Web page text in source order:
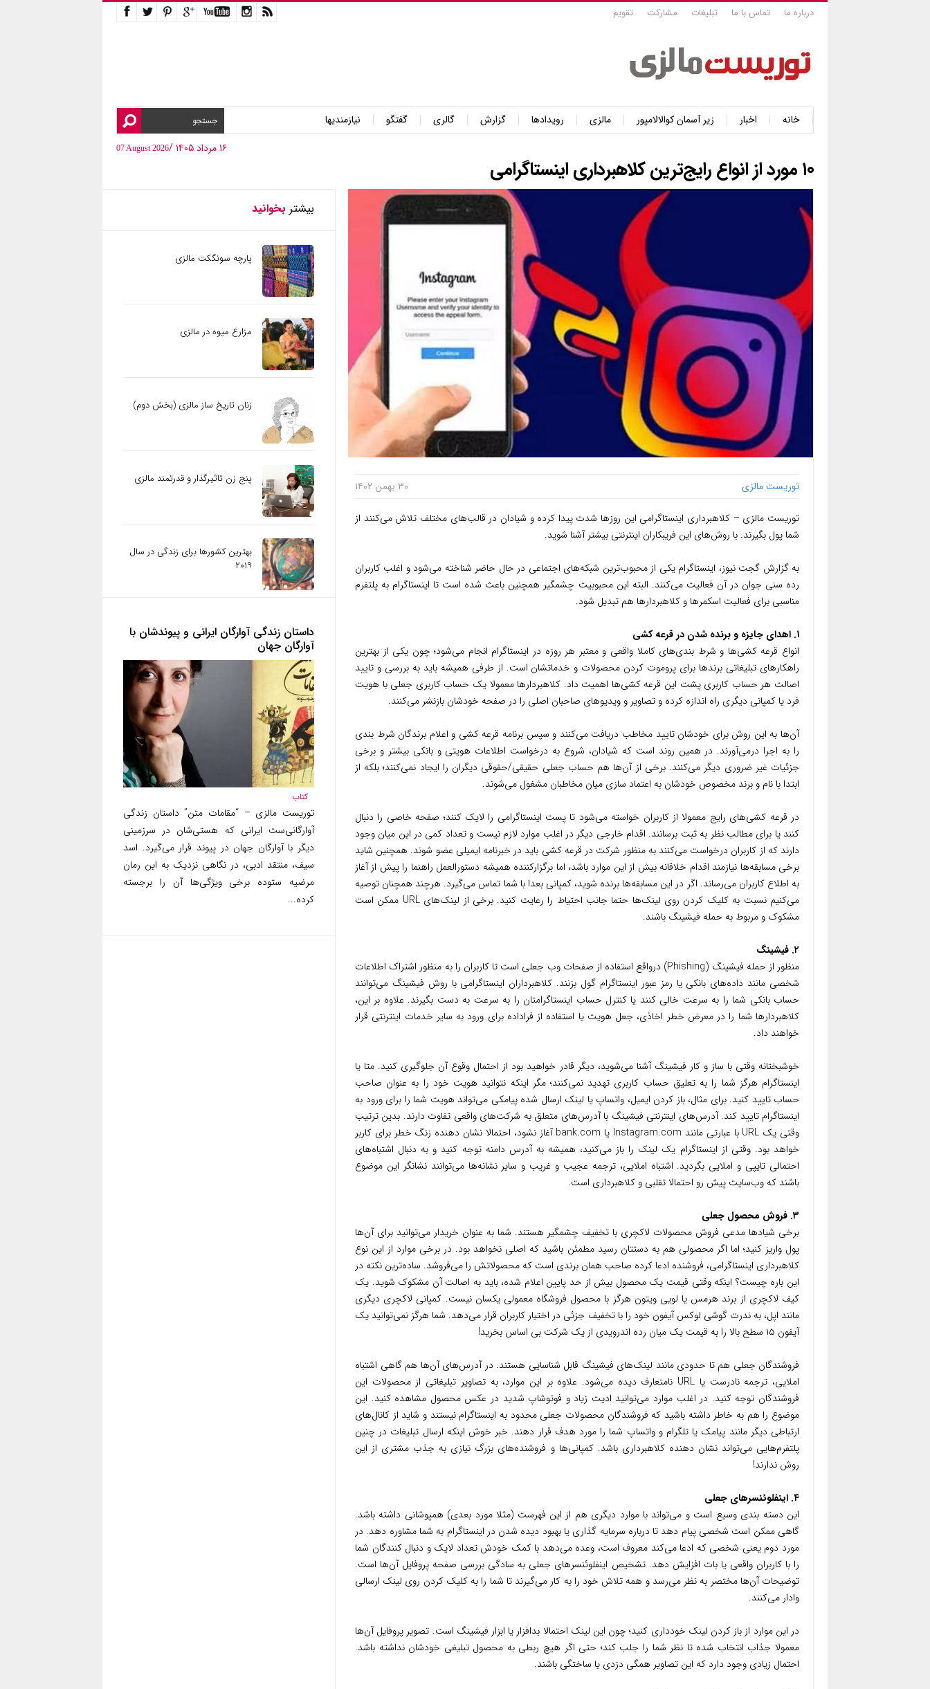
درباره ما تماس با ما تبلیغات مشارکت تقویم
خانه اخبار زیر آسمان کوالالامپور مالزی رویدادها گزارش گالری گفتگو
نیازمندیها
۱۶ مرداد ۱۴۰۵ /
07 August 2026
۱۰ مورد از انواع رایج‌ترین کلاهبرداری اینستاگرامی
توریست مالزی ۳۰ بهمن ۱۴۰۲
توریست مالزی – کلاهبرداری اینستاگرامی این روزها شدت پیدا کرده و شیادان در قالب‌های مختلف تلاش می‌کنند از
شما پول بگیرند. با روش‌های این فریبکاران اینترنتی بیشتر آشنا شوید.
به گزارش گجت نیوز، اینستاگرام یکی از محبوب‌ترین شبکه‌های اجتماعی در حال حاضر شناخته می‌شود و اغلب کاربران
رده سنی جوان در آن فعالیت می‌کنند. البته این محبوبیت چشمگیر همچنین باعث شده است تا اینستاگرام به پلتفرم
مناسبی برای فعالیت اسکمرها و کلاهبردارها هم تبدیل شود.
۱. اهدای جایزه و برنده شدن در قرعه کشی
انواع قرعه کشی‌ها و شرط بندی‌های کاملا واقعی و معتبر هر روزه در اینستاگرام انجام می‌شود؛ چون یکی از بهترین‌
راهکارهای تبلیغاتی برندها برای پروموت کردن محصولات و خدماتشان است. از طرفی همیشه باید به بررسی و تایید
اصالت هر حساب کاربری پشت این قرعه کشی‌ها اهمیت داد. کلاهبردارها معمولا یک حساب کاربری جعلی با هویت
فرد یا کمپانی دیگری راه اندازه کرده و تصاویر و ویدیوهای صاحبان اصلی را در صفحه خودشان بازنشر می‌کنند.
آن‌ها به این روش برای خودشان تایید مخاطب دریافت می‌کنند و سپس برنامه قرعه کشی و اعلام برندگان شرط بندی
را به اجرا درمی‌آورند. در همین روند است که شیادان، شروع به درخواست اطلاعات هویتی و بانکی بیشتر و برخی
جزئیات غیر ضروری دیگر می‌کنند. برخی از آن‌ها هم حساب جعلی حقیقی/حقوقی دیگران را ایجاد نمی‌کنند؛ بلکه از
ابتدا با نام و برند مخصوص خودشان به اعتماد سازی میان مخاطبان مشغول می‌شوند.
در قرعه کشی‌های رایج معمولا از کاربران خواسته می‌شود تا پست اینستاگرامی را لایک کنند؛ صفحه خاصی را دنبال
کنند یا برای مطالب نظر به ثبت برسانند. اقدام خارجی دیگر در اغلب موارد لازم نیست و تعداد کمی در این میان وجود
دارند که از کاربران درخواست می‌کنند به منظور شرکت در قرعه کشی باید در خبرنامه ایمیلی عضو شوند. همچنین شاید
برخی مسابقه‌ها نیازمند اقدام خلاقانه بیش از این موارد باشد، اما برگزارکننده همیشه دستورالعمل راهنما را پیش از آغاز
به اطلاع کاربران می‌رساند. اگر در این مسابقه‌ها برنده شوید، کمپانی بعدا با شما تماس می‌گیرد. هرچند همچنان توصیه
می‌کنیم نسبت به کلیک کردن روی لینک‌ها حتما جانب احتیاط را رعایت کنید. برخی از لینک‌های URL ممکن است
مشکوک و مربوط به حمله فیشینگ باشند.
۲. فیشینگ
منظور از حمله فیشینگ (Phishing) درواقع استفاده از صفحات وب جعلی است تا کاربران را به منظور اشتراک اطلاعات
شخصی مانند داده‌های بانکی یا رمز عبور اینستاگرام گول بزنند. کلاهبرداران اینستاگرامی با روش فیشینگ می‌توانند
حساب بانکی شما را به سرعت خالی کنند یا کنترل حساب اینستاگرامتان را به سرعت به دست بگیرند. علاوه بر این،
کلاهبردارها شما را در معرض خطر اخاذی، جعل هویت یا استفاده از فراداده برای ورود به سایر خدمات اینترنتی قرار
خواهند داد.
خوشبختانه وقتی با ساز و کار فیشینگ آشنا می‌شوید، دیگر قادر خواهید بود از احتمال وقوع آن جلوگیری کنید. متا یا
اینستاگرام هرگز شما را به تعلیق حساب کاربری تهدید نمی‌کنند؛ مگر اینکه نتوانید هویت خود را به عنوان صاحب
حساب تایید کنید. برای مثال، باز کردن ایمیل، واتساپ یا لینک ارسال شده پیامکی می‌تواند هویت شما را برای ورود به
اینستاگرام تایید کند. آدرس‌های اینترنتی فیشینگ با آدرس‌های متعلق به شرکت‌های واقعی تفاوت دارند. بدین ترتیب
وقتی یک URL با عبارتی مانند Instagram.com یا bank.com آغاز نشود، احتمالا نشان دهنده زنگ خطر برای کاربر
خواهد بود. وقتی از اینستاگرام یک لینک را باز می‌کنید، همیشه به آدرس دامنه توجه کنید و به دنبال اشتباه‌های
احتمالی تایپی و املایی بگردید. اشتباه املایی، ترجمه عجیب و غریب و سایر نشانه‌ها می‌توانند نشانگر این موضوع
باشند که وب‌سایت پیش رو احتمالا تقلبی و کلاهبرداری است.
۳. فروش محصول جعلی
برخی شیادها مدعی فروش محصولات لاکچری با تخفیف چشمگیر هستند. شما به عنوان خریدار می‌توانید برای آن‌ها
پول واریز کنید؛ اما اگر محصولی هم به دستتان رسید مطمئن باشید که اصلی نخواهد بود. در برخی موارد از این نوع
کلاهبرداری اینستاگرامی، فروشنده ادعا کرده صاحب همان برندی است که محصولاتش را می‌فروشد. ساده‌ترین نکته در
این باره چیست؟ اینکه وقتی قیمت یک محصول بیش از حد پایین اعلام شده، باید به اصالت آن مشکوک شوید. یک
کیف لاکچری از برند هرمس یا لویی ویتون هرگز با محصول فروشگاه معمولی یکسان نیست. کمپانی لاکچری دیگری
مانند اپل، به ندرت گوشی لوکس آیفون خود را با تخفیف جزئی در اختیار کاربران قرار می‌دهد. شما هرگز نمی‌توانید یک
آیفون ۱۵ سطح بالا را به قیمت یک میان رده اندرویدی از یک شرکت بی اساس بخرید!
فروشندگان جعلی هم تا حدودی مانند لینک‌های فیشینگ قابل شناسایی هستند. در آدرس‌های آن‌ها هم گاهی اشتباه
املایی، ترجمه نادرست یا URL نامتعارف دیده می‌شود. علاوه بر این موارد، به تصاویر تبلیغاتی از محصولات این
فروشندگان توجه کنید. در اغلب موارد می‌توانید ادیت زیاد و فوتوشاپ شدید در عکس محصول مشاهده کنید. این
موضوع را هم به خاطر داشته باشید که فروشندگان محصولات جعلی محدود به اینستاگرام نیستند و شاید از کانال‌های
ارتباطی دیگر مانند پیامک یا تلگرام و واتساپ شما را مورد هدف قرار دهند. خبر خوش اینکه ارسال تبلیغات در چنین
پلتفرم‌هایی می‌تواند نشان دهنده کلاهبرداری باشد. کمپانی‌ها و فروشنده‌های بزرگ نیازی به جذب مشتری از این
روش ندارند!
۴. اینفلوئنسرهای جعلی
این دسته بندی وسیع است و می‌تواند با موارد دیگری هم از این فهرست (مثلا مورد بعدی) همپوشانی داشته باشد.
گاهی ممکن است شخصی پیام دهد تا درباره سرمایه گذاری یا بهبود دیده شدن در اینستاگرام به شما مشاوره دهد. در
مورد دوم یعنی شخصی که ادعا می‌کند معروف است، وعده می‌دهد با کمک خودش تعداد لایک و دنبال کنندگان شما
را با کاربران واقعی یا بات افزایش دهد. تشخیص اینفلوئنسرهای جعلی به سادگی بررسی صفحه پروفایل آن‌ها است.
توضیحات آن‌ها مختصر به نظر می‌رسد و همه تلاش خود را به کار می‌گیرند تا شما را به کلیک کردن روی لینک ارسالی
وادار می‌کنند.
در این موارد از باز کردن لینک خودداری کنید؛ چون این لینک احتمالا بدافزار یا ابزار فیشینگ است. تصویر پروفایل آن‌ها
معمولا جذاب انتخاب شده تا نظر شما را جلب کند؛ حتی اگر هیچ ربطی به محصول تبلیغی خودشان نداشته باشد.
احتمال زیادی وجود دارد که این تصاویر همگی دزدی یا ساختگی باشند.
بیشتر بخوانید
پارچه سونگکت مالزی
مزارع میوه در مالزی
زنان تاریخ ساز مالزی (بخش دوم)
پنج زن تاثیرگذار و قدرتمند مالزی
بهترین کشورها برای زندگی در سال
۲۰۱۹
داستان زندگی آوارگان ایرانی و پیوندشان با
آوارگان جهان
کتاب
توریست مالزی – “مقامات متن” داستان زندگی
آوارگانی‌ست ایرانی که هستی‌شان در سرزمینی
دیگر با آوارگان جهان در پیوند قرار می‌گیرد. اسد
سیف، منتقد ادبی، در نگاهی نزدیک به این رمان
مرضیه ستوده برخی ویژگی‌ها آن را برجسته
کرده...